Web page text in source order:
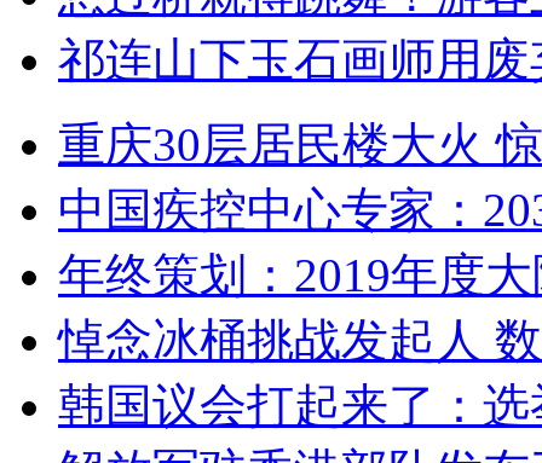
祁连山下玉石画师用
重庆30层居民楼大火
中国疾控中心专家：
年终策划：2019年度
悼念冰桶挑战发起人
韩国议会打起来了：